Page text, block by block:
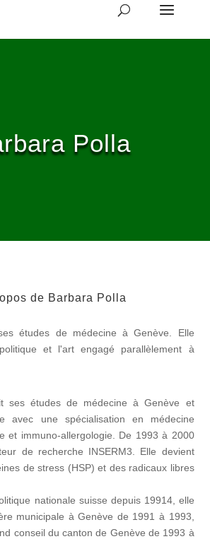
Polla
de Barbara Polla
études de médecine à Genève. Elle
et l'art engagé parallèlement à
ses études de médecine à Genève et
avec une spécialisation en médecine
et immuno-allergologie. De 1993 à 2000
de recherche INSERM3. Elle devient
de stress (HSP) et des radicaux libres
nationale suisse depuis 19914, elle
municipale à Genève de 1991 à 1993,
conseil du canton de Genève de 1993 à